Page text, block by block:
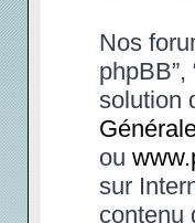
Nos
phpBB”,
solution
ou
sur
contenu